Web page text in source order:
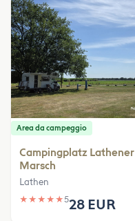
Area da campeggio
Campingplatz Lathener
Marsch
Lathen
★ ★ ★ ★ ★528 EUR